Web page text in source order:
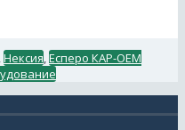
Нексия Есперо КАР-ОЕМ